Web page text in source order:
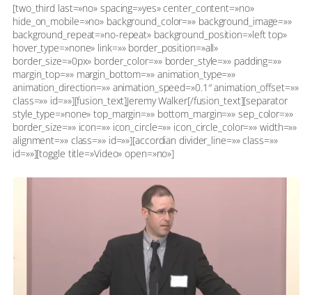
[two_third last=»no» spacing=»yes» center_content=»no»
hide_on_mobile=»no» background_color=»» background_image=»»
background_repeat=»no-repeat» background_position=»left top»
hover_type=»none» link=»» border_position=»all»
border_size=»0px» border_color=»» border_style=»» padding=»»
margin_top=»» margin_bottom=»» animation_type=»»
animation_direction=»» animation_speed=»0.1″ animation_offset=»»
class=»» id=»»][fusion_text]Jeremy Walker[/fusion_text][separator
style_type=»none» top_margin=»» bottom_margin=»» sep_color=»»
border_size=»» icon=»» icon_circle=»» icon_circle_color=»» width=»»
alignment=»» class=»» id=»»][accordian divider_line=»» class=»»
id=»»][toggle title=»Video» open=»no»]